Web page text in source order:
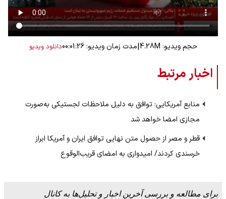
حجم ویدیو: 4.28M |مدت زمان ویدیو: 00:01:26 دانلود ویدیو
اخبار مرتبط
منابع آمریکایی: توافق به دلیل ملاحظات لجستیکی به‌صورت
مجازی امضا خواهد شد
قطر و مصر از حصول متن نهایی توافق ایران و آمریکا ابراز
خرسندی کردند/ امیدواری به امضای قریب‌الوقوع
برای مطالعه و بررسی آخرین اخبار و تحلیل‌ها به کانال